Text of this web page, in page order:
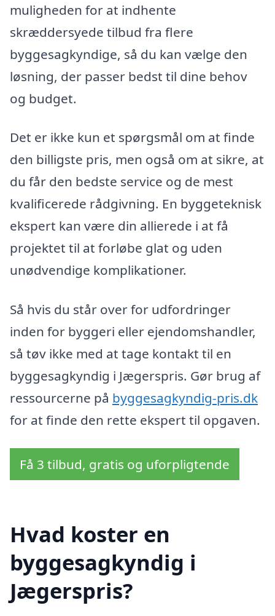
muligheden for at indhente
skræddersyede tilbud fra flere
byggesagkyndige, så du kan vælge den
løsning, der passer bedst til dine behov
og budget.
Det er ikke kun et spørgsmål om at finde
den billigste pris, men også om at sikre, at
du får den bedste service og de mest
kvalificerede rådgivning. En byggeteknisk
ekspert kan være din allierede i at få
projektet til at forløbe glat og uden
unødvendige komplikationer.
Så hvis du står over for udfordringer
inden for byggeri eller ejendomshandler,
så tøv ikke med at tage kontakt til en
byggesagkyndig i Jægerspris. Gør brug af
ressourcerne på byggesagkyndig-pris.dk
for at finde den rette ekspert til opgaven.
Få 3 tilbud, gratis og uforpligtende
Hvad koster en
byggesagkyndig i
Jægerspris?